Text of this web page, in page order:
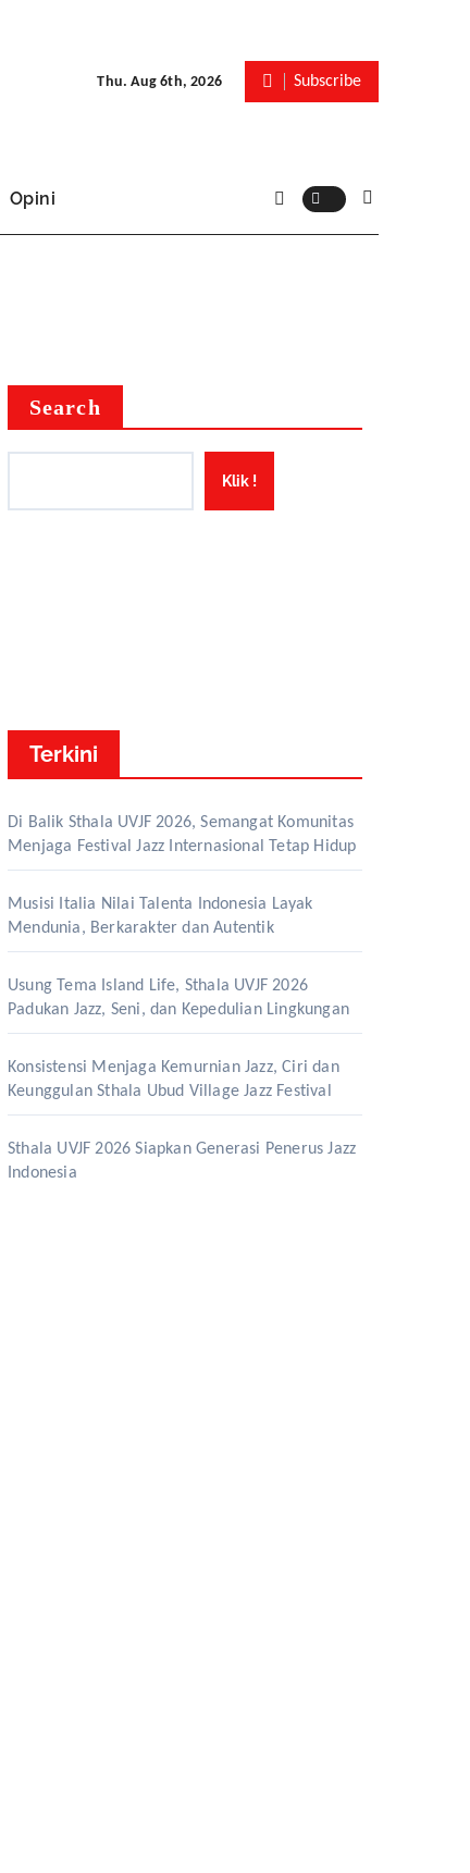
Thu. Aug 6th, 2026 Subscribe
Opini
Search
Klik !
Terkini
Di Balik Sthala UVJF 2026, Semangat Komunitas
Menjaga Festival Jazz Internasional Tetap Hidup
Musisi Italia Nilai Talenta Indonesia Layak
Mendunia, Berkarakter dan Autentik
Usung Tema Island Life, Sthala UVJF 2026
Padukan Jazz, Seni, dan Kepedulian Lingkungan
Konsistensi Menjaga Kemurnian Jazz, Ciri dan
Keunggulan Sthala Ubud Village Jazz Festival
Sthala UVJF 2026 Siapkan Generasi Penerus Jazz
Indonesia